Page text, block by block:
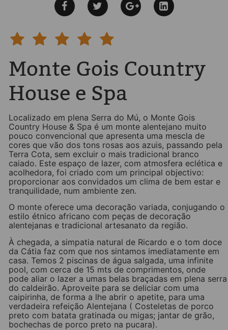
Monte Gois Country
House e Spa
Localizado em plena Serra do Mú, o Monte Gois
Country House & Spa é um monte alentejano muito
pouco convencional que apresenta uma mescla de
cores que vão dos tons rosas aos azuis, passando pela
Terra Cota, sem excluir o mais tradicional branco
caiado. Este espaço de lazer, com atmosfera eclética e
acolhedora, foi criado com um principal objectivo:
proporcionar aos convidados um clima de bem estar e
tranquilidade, num ambiente zen.
O monte oferece uma decoração variada, conjugando o
estilo étnico africano com peças de decoração
alentejanas e tradicional artesanato da região.
À chegada, a simpatia natural de Ricardo e o tom doce
da Cátia faz com que nos sintamos imediatamente em
casa. Temos 2 piscinas de água salgada, uma infinite
pool, com cerca de 15 mts de comprimentos, onde
pode aliar o lazer a umas belas braçadas em plena serra
do caldeirão. Aproveite para se deliciar com uma
caipirinha, de forma a lhe abrir o apetite, para uma
verdadeira refeição Alentejana ( Costeletas de porco
preto com batata gratinada ou migas; jantar de grão,
bochechas de porco preto na pucara).